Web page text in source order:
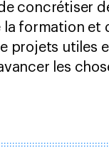
concrétiser
la formation
projets utiles
les